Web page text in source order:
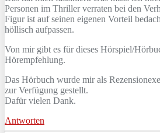
Personen im Thriller verraten bei den
Figur ist auf seinen eigenen Vorteil
höllisch aufpassen.
Von mir gibt es für dieses Hörspiel/
Hörempfehlung.
Das Hörbuch wurde mir als
zur Verfügung gestellt.
Dafür vielen Dank.
Antworten